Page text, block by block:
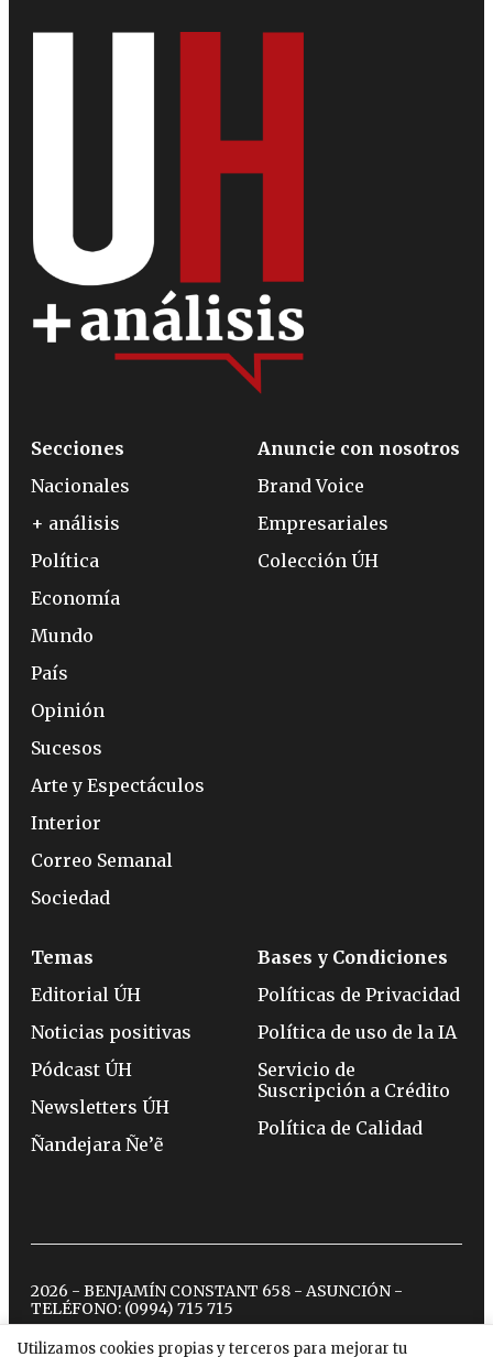
Utilizamos cookies propias y terceros para mejorar tu
Secciones
Nacionales
+ análisis
Política
Economía
Mundo
País
Opinión
Sucesos
Arte y Espectáculos
Interior
Correo Semanal
Sociedad
Anuncie con nosotros
Brand Voice
Empresariales
Colección ÚH
Temas
Editorial ÚH
Noticias positivas
Pódcast ÚH
Newsletters ÚH
Ñandejara Ñe’ẽ
Bases y Condiciones
Políticas de Privacidad
Política de uso de la IA
Servicio de
Suscripción a Crédito
Política de Calidad
2026 - BENJAMÍN CONSTANT 658 - ASUNCIÓN -
TELÉFONO: (0994) 715 715